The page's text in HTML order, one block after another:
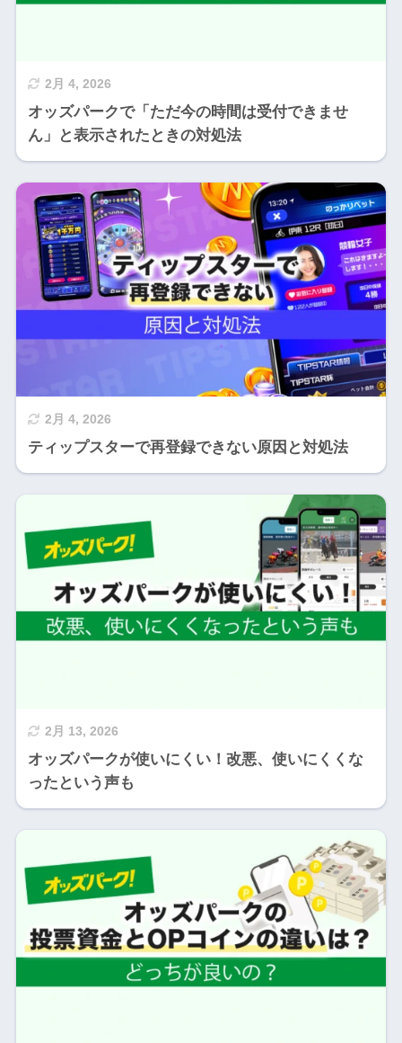
2月 4, 2026
オッズパークで「ただ今の時間は受付できませ
ん」と表示されたときの対処法
2月 4, 2026
ティップスターで再登録できない原因と対処法
2月 13, 2026
オッズパークが使いにくい！改悪、使いにくくな
ったという声も